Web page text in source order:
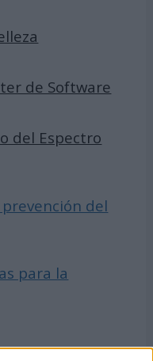
de Software
del Espectro
del
para la